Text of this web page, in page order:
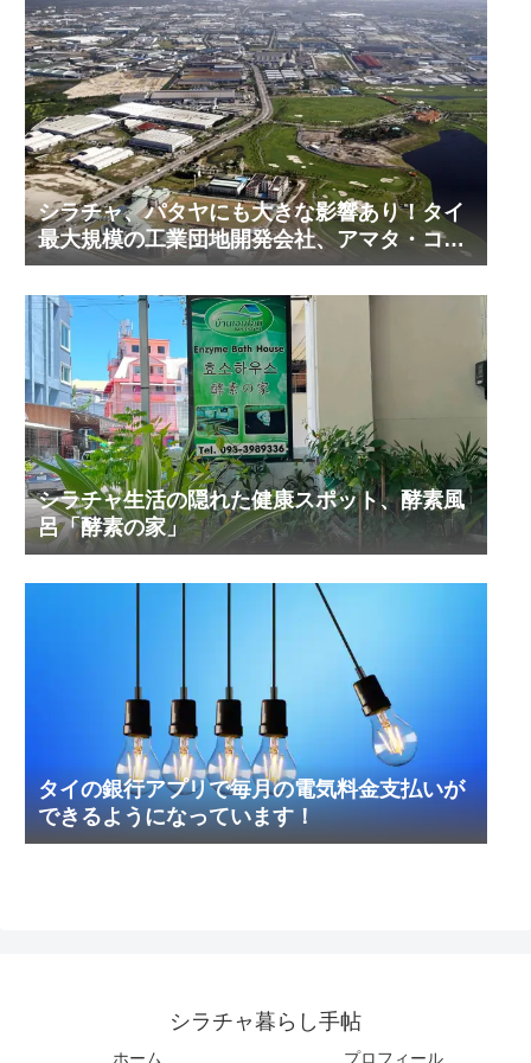
シラチャ、パタヤにも大きな影響あり！タイ
最大規模の工業団地開発会社、アマタ・コー
ポレーションの工業団地の今！その２
シラチャ生活の隠れた健康スポット、酵素風
呂「酵素の家」
タイの銀行アプリで毎月の電気料金支払いが
できるようになっています！
シラチャ暮らし手帖
ホーム プロフィール